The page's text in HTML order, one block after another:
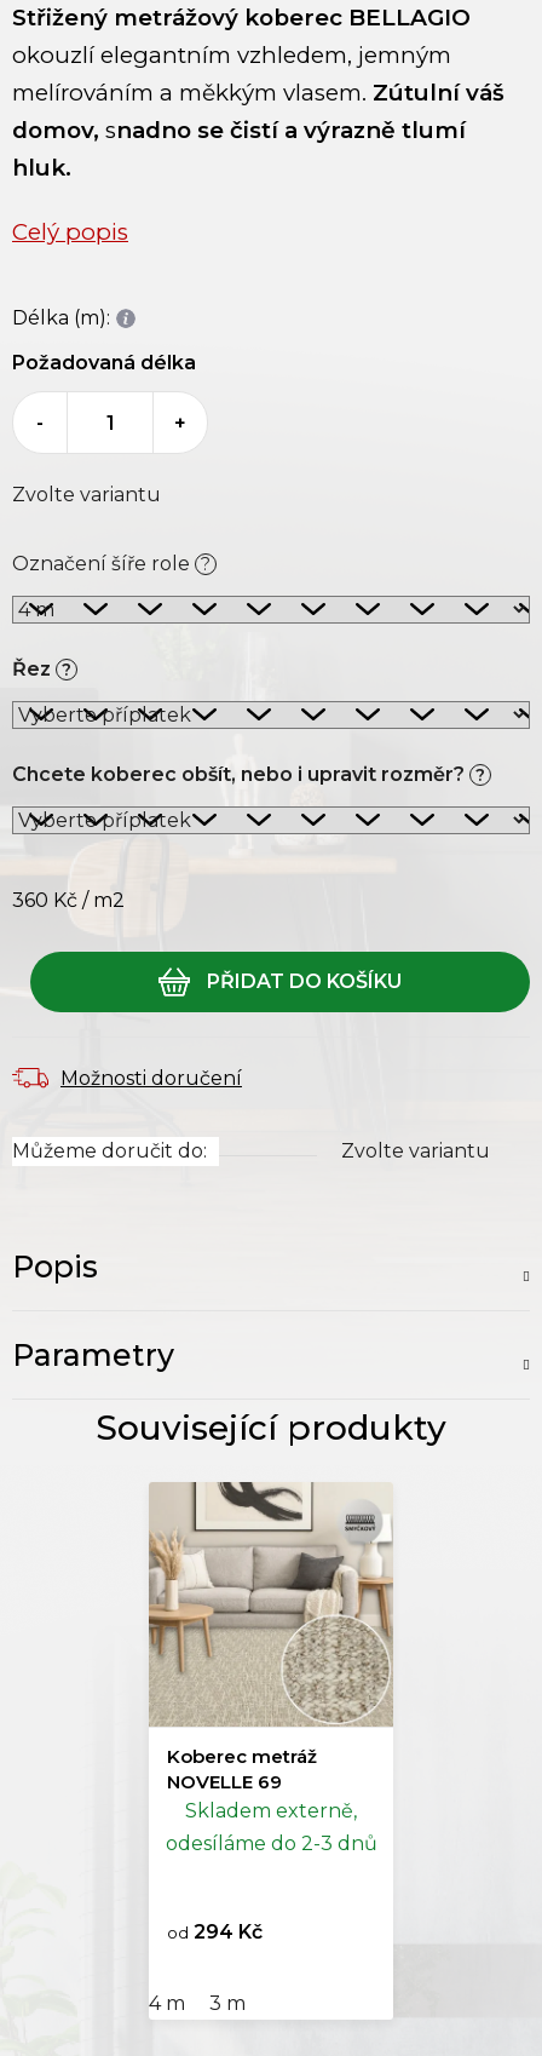
Střižený metrážový koberec BELLAGIO
okouzlí elegantním vzhledem, jemným
melírováním a měkkým vlasem. Zútulní váš
domov, snadno se čistí a výrazně tlumí
hluk.
Celý popis
Označení šíře role ?
Řez ?
Chcete koberec obšít, nebo i upravit rozměr? ?
Můžeme doručit do: Zvolte variantu
360 Kč / m2
Zvolte variantu
Možnosti doručení
Délka (m):
Požadovaná délka
- +
Popis
Parametry
Koberec metráž
NOVELLE 69
Skladem externě,
odesíláme do 2-3 dnů
od 294 Kč
4 m 3 m